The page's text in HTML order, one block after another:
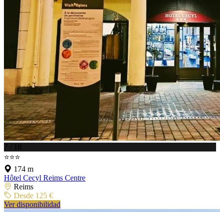
7 / 10
⭐⭐⭐
174 m
Hôtel Cecyl Reims Centre
Reims
Desde 125 €
Ver disponibilidad